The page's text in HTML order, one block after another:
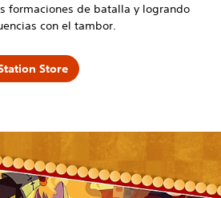
formaciones de batalla y logrando
con el tambor.
Store